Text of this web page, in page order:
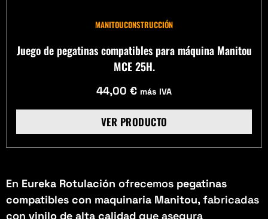
MANITOUCONSTRUCCIÓN
Juego de pegatinas compatibles para máquina Manitou
MCE 25H.
44,00 € más IVA
VER PRODUCTO
En Eureka Rotulación ofrecemos pegatinas
compatibles con maquinaria Manitou, fabricadas
con vinilo de alta calidad que asegura